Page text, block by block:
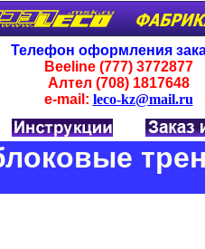
Телефон оформления
Beeline (777)3772877
Алтел (708)1817648
e-mail: leco-kz@mail.ru